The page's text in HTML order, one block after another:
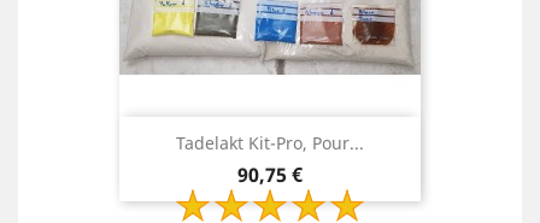
Tadelakt Kit-Pro, Pour...
Prix
90,75 €